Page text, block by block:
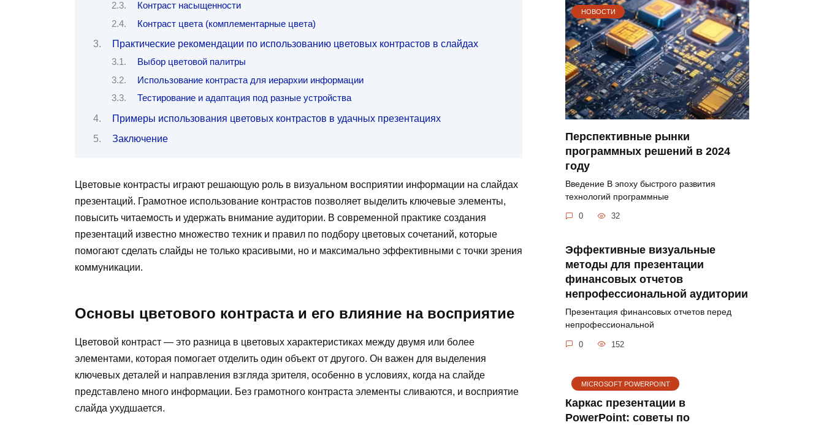
Контраст насыщенности
Контраст цвета (комплементарные цвета)
Практические рекомендации по использованию цветовых контрастов в слайдах
Выбор цветовой палитры
Использование контраста для иерархии информации
Тестирование и адаптация под разные устройства
Примеры использования цветовых контрастов в удачных презентациях
Заключение
Цветовые контрасты играют решающую роль в визуальном восприятии информации на слайдах
презентаций. Грамотное использование контрастов позволяет выделить ключевые элементы,
повысить читаемость и удержать внимание аудитории. В современной практике создания
презентаций известно множество техник и правил по подбору цветовых сочетаний, которые
помогают сделать слайды не только красивыми, но и максимально эффективными с точки зрения
коммуникации.
Основы цветового контраста и его влияние на восприятие
Цветовой контраст — это разница в цветовых характеристиках между двумя или более
элементами, которая помогает отделить один объект от другого. Он важен для выделения
ключевых деталей и направления взгляда зрителя, особенно в условиях, когда на слайде
представлено много информации. Без грамотного контраста элементы сливаются, и восприятие
слайда ухудшается.
НОВОСТИ
Перспективные рынки
программных решений в 2024
году
Введение В эпоху быстрого развития
технологий программные
0 32
Эффективные визуальные
методы для презентации
финансовых отчетов
непрофессиональной аудитории
Презентация финансовых отчетов перед
непрофессиональной
0 152
MICROSOFT POWERPOINT
Каркас презентации в
PowerPoint: советы по